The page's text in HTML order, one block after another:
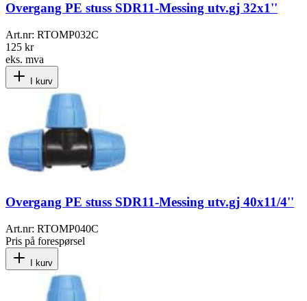
Overgang PE stuss SDR11-Messing utv.gj 32x1''
Art.nr: RTOMP032C
125 kr
eks. mva
I kurv
Overgang PE stuss SDR11-Messing utv.gj 40x11/4''
Art.nr: RTOMP040C
Pris på forespørsel
I kurv